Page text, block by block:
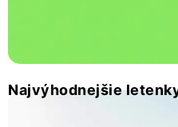
Najvýhodnejšie